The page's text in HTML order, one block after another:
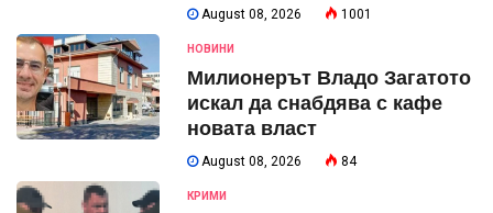
August 08, 2026 1001
НОВИНИ
Милионерът Владо Загатото
искал да снабдява с кафе
новата власт
August 08, 2026 84
КРИМИ